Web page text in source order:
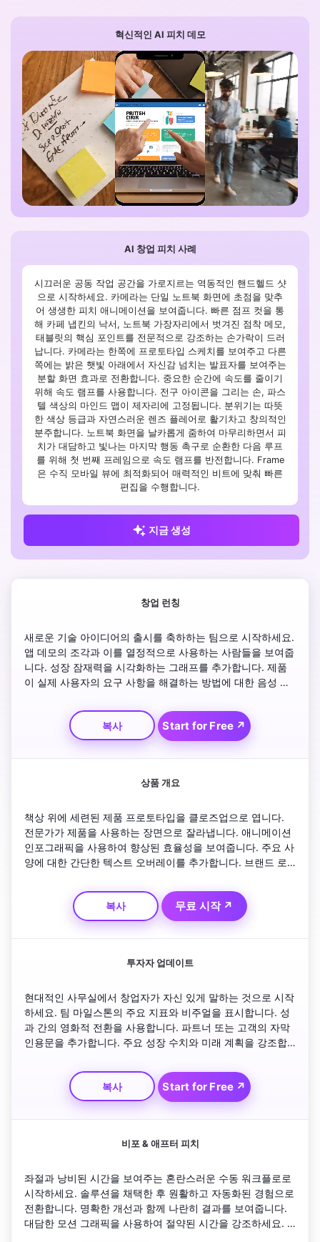
AI 창업 피치 사례
시끄러운 공동 작업 공간을 가로지르는 역동적인 핸드헬드 샷
으로 시작하세요. 카메라는 단일 노트북 화면에 초점을 맞추
어 생생한 피치 애니메이션을 보여줍니다. 빠른 점프 컷을 통
해 카페 냅킨의 낙서, 노트북 가장자리에서 벗겨진 점착 메모,
태블릿의 핵심 포인트를 전문적으로 강조하는 손가락이 드러
납니다. 카메라는 한쪽에 프로토타입 스케치를 보여주고 다른
쪽에는 밝은 햇빛 아래에서 자신감 넘치는 발표자를 보여주는
분할 화면 효과로 전환합니다. 중요한 순간에 속도를 줄이기
위해 속도 램프를 사용합니다. 전구 아이콘을 그리는 손, 파스
텔 색상의 마인드 맵이 제자리에 고정됩니다. 분위기는 따뜻
한 색상 등급과 자연스러운 렌즈 플레어로 활기차고 창의적인
분주합니다. 노트북 화면을 날카롭게 줌하여 마무리하면서 피
치가 대담하고 빛나는 마지막 행동 촉구로 순환한 다음 루프
를 위해 첫 번째 프레임으로 속도 램프를 반전합니다. Frame
은 수직 모바일 뷰에 최적화되어 매력적인 비트에 맞춰 빠른
편집을 수행합니다.
지금 생성
혁신적인 AI 피치 데모
창업 런칭
새로운 기술 아이디어의 출시를 축하하는 팀으로 시작하세요.
앱 데모의 조각과 이를 열정적으로 사용하는 사람들을 보여줍
니다. 성장 잠재력을 시각화하는 그래프를 추가합니다. 제품
이 실제 사용자의 요구 사항을 해결하는 방법에 대한 음성 설
를 강조합니다. 시청자가 가입하거나 투자하도록 초대하는 강
력한 태그라인으로 마무리합니다. 전반적으로 고에너지 리듬
을 유지하세요.
복사 Start for Free ↗
상품 개요
책상 위에 세련된 제품 프로토타입을 클로즈업으로 엽니다.
전문가가 제품을 사용하는 장면으로 잘라냅니다. 애니메이션
인포그래픽을 사용하여 향상된 효율성을 보여줍니다. 주요 사
양에 대한 간단한 텍스트 오버레이를 추가합니다. 브랜드 로
요약하는 자신감 있는 음성으로 마무리하세요. 비주얼을 밝고
인상적으로 유지하세요.
복사 무료 시작 ↗
투자자 업데이트
현대적인 사무실에서 창업자가 자신 있게 말하는 것으로 시작
하세요. 팀 마일스톤의 주요 지표와 비주얼을 표시합니다. 성
과 간의 영화적 전환을 사용합니다. 파트너 또는 고객의 자막
인용문을 추가합니다. 주요 성장 수치와 미래 계획을 강조합
은 낙관적이고 유익하며 매력적이어야 합니다.
복사
Start for Free ↗
비포 & 애프터 피치
좌절과 낭비된 시간을 보여주는 혼란스러운 수동 워크플로로
시작하세요. 솔루션을 채택한 후 원활하고 자동화된 경험으로
전환합니다. 명확한 개선과 함께 나란히 결과를 보여줍니다.
대담한 모션 그래픽을 사용하여 절약된 시간을 강조하세요.